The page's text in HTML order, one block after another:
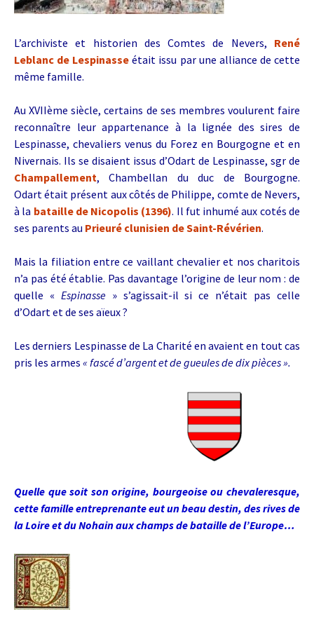
L’archiviste et historien des Comtes de Nevers, René
Leblanc de Lespinasse était issu par une alliance de cette
même famille.
Au XVIIème siècle, certains de ses membres voulurent faire
reconnaître leur appartenance à la lignée des sires de
Lespinasse, chevaliers venus du Forez en Bourgogne et en
Nivernais. Ils se disaient issus d’Odart de Lespinasse, sgr de
Champallement, Chambellan du duc de Bourgogne.
Odart était présent aux côtés de Philippe, comte de Nevers,
à la bataille de Nicopolis (1396). Il fut inhumé aux cotés de
ses parents au Prieuré clunisien de Saint-Révérien.
Mais la filiation entre ce vaillant chevalier et nos charitois
n’a pas été établie. Pas davantage l’origine de leur nom : de
quelle « Espinasse» s’agissait-il si ce n’était pas celle
d’Odart et de ses aïeux ?
Les derniers Lespinasse de La Charité en avaient en tout cas
pris les armes « fascé d’argent et de gueules de dix pièces ».
Quelle que soit son origine, bourgeoise ou chevaleresque,
cette famille entreprenante eut un beau destin, des rives de
la Loire et du Nohain aux champs de bataille de l’Europe…